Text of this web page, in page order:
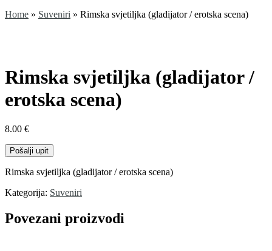
Home » Suveniri » Rimska svjetiljka (gladijator / erotska scena)
Rimska svjetiljka (gladijator /
erotska scena)
8.00 €
Pošalji upit
Rimska svjetiljka (gladijator / erotska scena)
Kategorija: Suveniri
Povezani proizvodi